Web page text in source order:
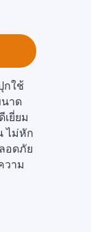
กใช้
าด
ยี่ยม
ไม่หัก
อดภัย
วาม